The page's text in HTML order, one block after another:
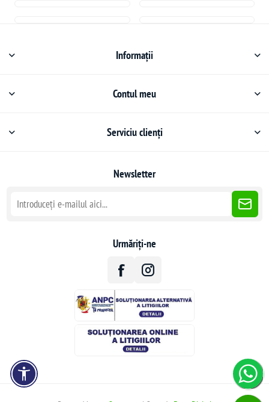
Informații
Contul meu
Serviciu clienți
Newsletter
Urmăriți-ne